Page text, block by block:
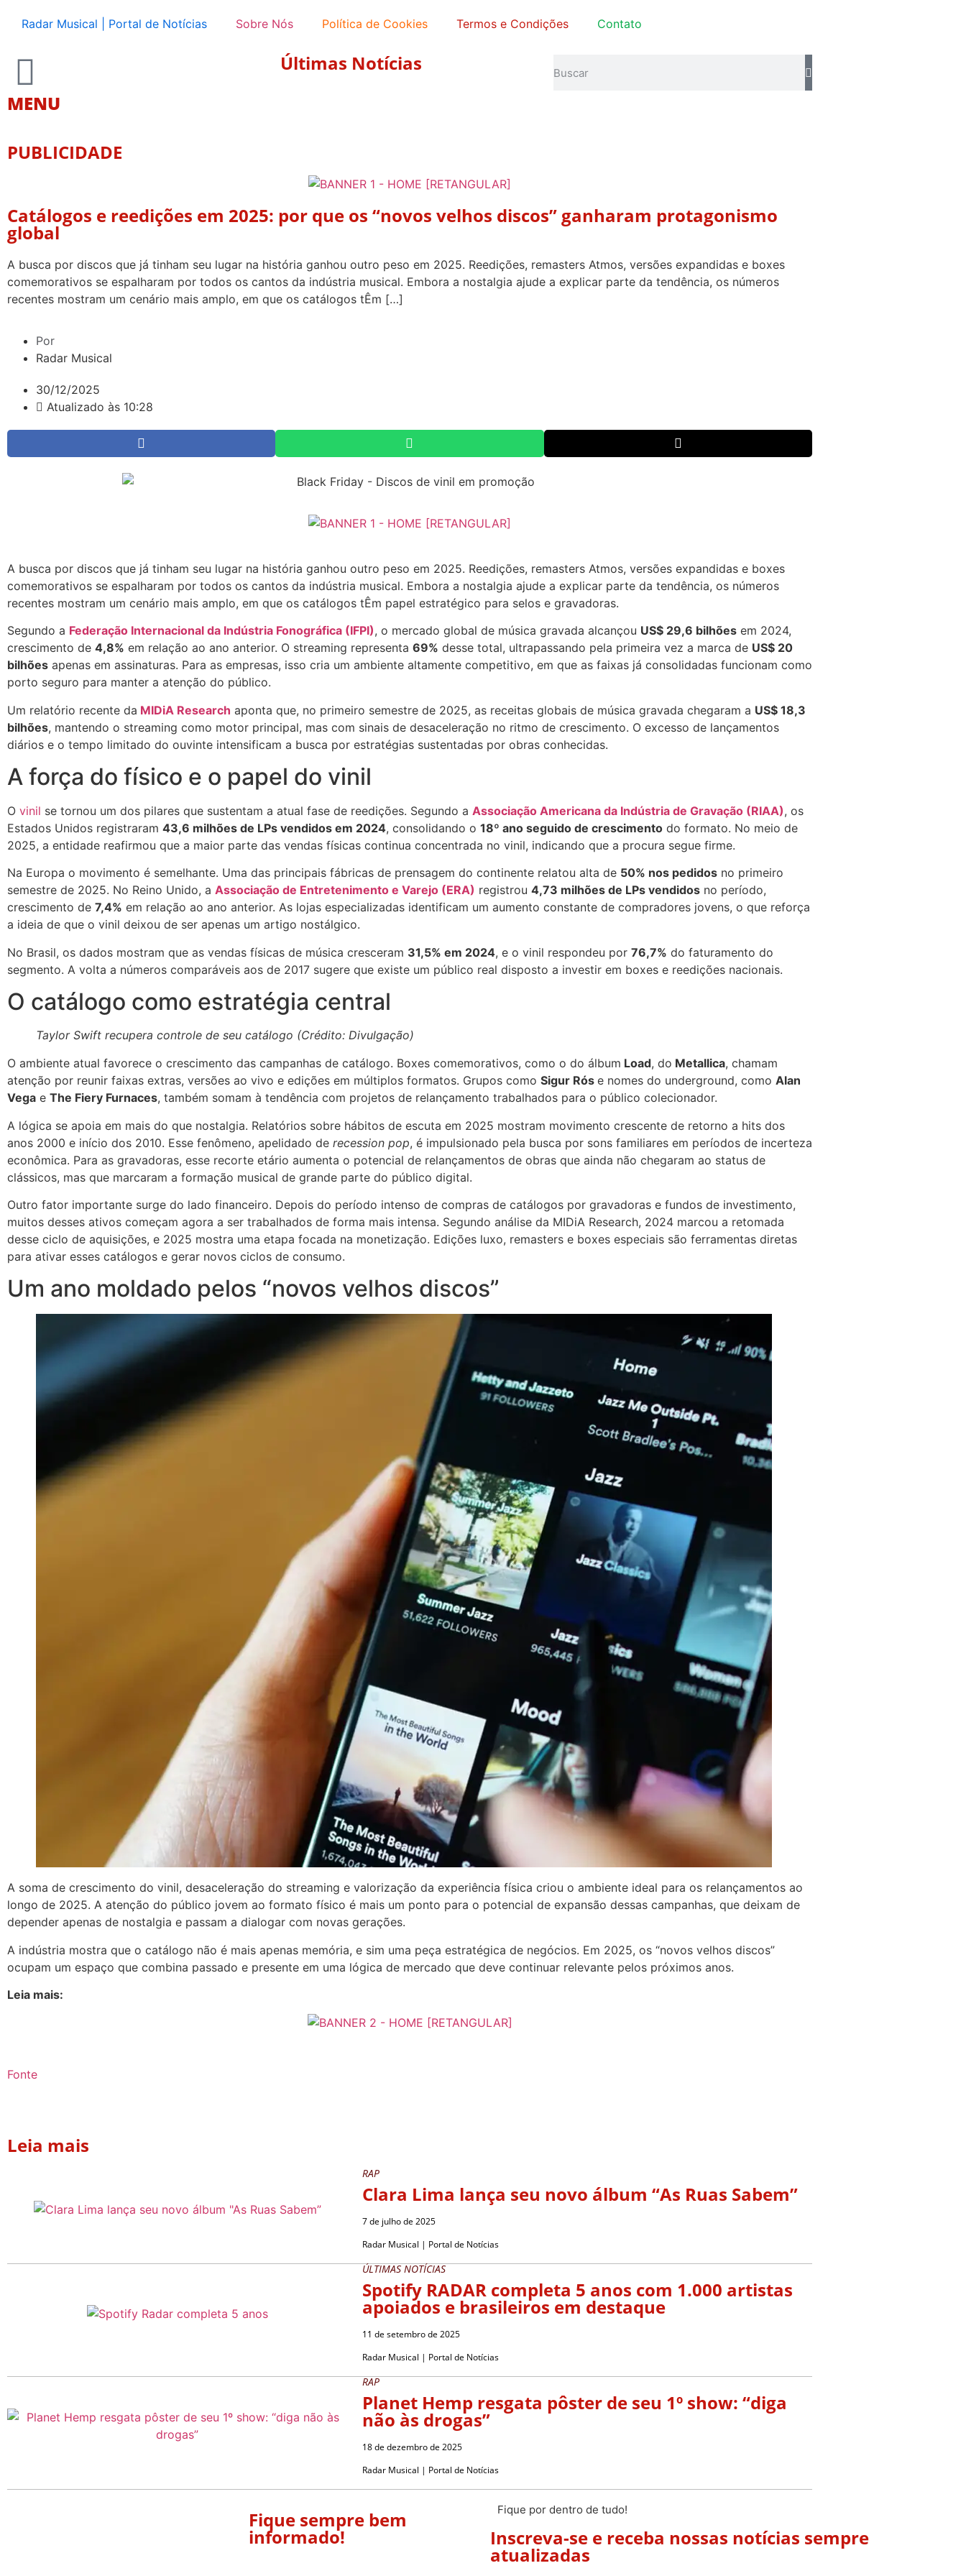
Radar Musical | Portal de Notícias Sobre Nós Política de Cookies Termos e Condições Contato
MENU
Últimas Notícias
PUBLICIDADE
Catálogos e reedições em 2025: por que os “novos velhos discos” ganharam protagonismo
global
A busca por discos que já tinham seu lugar na história ganhou outro peso em 2025. Reedições, remasters Atmos, versões expandidas e boxes
comemorativos se espalharam por todos os cantos da indústria musical. Embora a nostalgia ajude a explicar parte da tendência, os números
recentes mostram um cenário mais amplo, em que os catálogos tÊm […]
Por
Radar Musical
30/12/2025
Atualizado às 10:28
A busca por discos que já tinham seu lugar na história ganhou outro peso em 2025. Reedições, remasters Atmos, versões expandidas e boxes
comemorativos se espalharam por todos os cantos da indústria musical. Embora a nostalgia ajude a explicar parte da tendência, os números
recentes mostram um cenário mais amplo, em que os catálogos tÊm papel estratégico para selos e gravadoras.
Segundo a Federação Internacional da Indústria Fonográfica (IFPI), o mercado global de música gravada alcançou US$ 29,6 bilhões em 2024,
crescimento de 4,8% em relação ao ano anterior. O streaming representa 69% desse total, ultrapassando pela primeira vez a marca de US$ 20
bilhões apenas em assinaturas. Para as empresas, isso cria um ambiente altamente competitivo, em que as faixas já consolidadas funcionam como
porto seguro para manter a atenção do público.
Um relatório recente da MIDiA Research aponta que, no primeiro semestre de 2025, as receitas globais de música gravada chegaram a US$ 18,3
bilhões, mantendo o streaming como motor principal, mas com sinais de desaceleração no ritmo de crescimento. O excesso de lançamentos
diários e o tempo limitado do ouvinte intensificam a busca por estratégias sustentadas por obras conhecidas.
A força do físico e o papel do vinil
O vinil se tornou um dos pilares que sustentam a atual fase de reedições. Segundo a Associação Americana da Indústria de Gravação (RIAA), os
Estados Unidos registraram 43,6 milhões de LPs vendidos em 2024, consolidando o 18º ano seguido de crescimento do formato. No meio de
2025, a entidade reafirmou que a maior parte das vendas físicas continua concentrada no vinil, indicando que a procura segue firme.
Na Europa o movimento é semelhante. Uma das principais fábricas de prensagem do continente relatou alta de 50% nos pedidos no primeiro
semestre de 2025. No Reino Unido, a Associação de Entretenimento e Varejo (ERA) registrou 4,73 milhões de LPs vendidos no período,
crescimento de 7,4% em relação ao ano anterior. As lojas especializadas identificam um aumento constante de compradores jovens, o que reforça
a ideia de que o vinil deixou de ser apenas um artigo nostálgico.
No Brasil, os dados mostram que as vendas físicas de música cresceram 31,5% em 2024, e o vinil respondeu por 76,7% do faturamento do
segmento. A volta a números comparáveis aos de 2017 sugere que existe um público real disposto a investir em boxes e reedições nacionais.
O catálogo como estratégia central
Taylor Swift recupera controle de seu catálogo (Crédito: Divulgação)
O ambiente atual favorece o crescimento das campanhas de catálogo. Boxes comemorativos, como o do álbum Load, do Metallica, chamam
atenção por reunir faixas extras, versões ao vivo e edições em múltiplos formatos. Grupos como Sigur Rós e nomes do underground, como Alan
Vega e The Fiery Furnaces, também somam à tendência com projetos de relançamento trabalhados para o público colecionador.
A lógica se apoia em mais do que nostalgia. Relatórios sobre hábitos de escuta em 2025 mostram movimento crescente de retorno a hits dos
anos 2000 e início dos 2010. Esse fenômeno, apelidado de recession pop, é impulsionado pela busca por sons familiares em períodos de incerteza
econômica. Para as gravadoras, esse recorte etário aumenta o potencial de relançamentos de obras que ainda não chegaram ao status de
clássicos, mas que marcaram a formação musical de grande parte do público digital.
Outro fator importante surge do lado financeiro. Depois do período intenso de compras de catálogos por gravadoras e fundos de investimento,
muitos desses ativos começam agora a ser trabalhados de forma mais intensa. Segundo análise da MIDiA Research, 2024 marcou a retomada
desse ciclo de aquisições, e 2025 mostra uma etapa focada na monetização. Edições luxo, remasters e boxes especiais são ferramentas diretas
para ativar esses catálogos e gerar novos ciclos de consumo.
Um ano moldado pelos “novos velhos discos”
A soma de crescimento do vinil, desaceleração do streaming e valorização da experiência física criou o ambiente ideal para os relançamentos ao
longo de 2025. A atenção do público jovem ao formato físico é mais um ponto para o potencial de expansão dessas campanhas, que deixam de
depender apenas de nostalgia e passam a dialogar com novas gerações.
A indústria mostra que o catálogo não é mais apenas memória, e sim uma peça estratégica de negócios. Em 2025, os “novos velhos discos”
ocupam um espaço que combina passado e presente em uma lógica de mercado que deve continuar relevante pelos próximos anos.
Leia mais:
Fonte
Leia mais
RAP
Clara Lima lança seu novo álbum “As Ruas Sabem”
7 de julho de 2025
Radar Musical | Portal de Notícias
ÚLTIMAS NOTÍCIAS
Spotify RADAR completa 5 anos com 1.000 artistas
apoiados e brasileiros em destaque
11 de setembro de 2025
Radar Musical | Portal de Notícias
RAP
Planet Hemp resgata pôster de seu 1º show: “diga
não às drogas”
18 de dezembro de 2025
Radar Musical | Portal de Notícias
Fique sempre bem
informado!
Fique por dentro de tudo!
Inscreva-se e receba nossas notícias sempre
atualizadas